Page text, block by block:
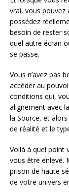
vrai, vous pouvez
possédez
besoin de rester
quel autre écran
se passe.
Vous n’avez pas
accéder au
conditions qui,
alignement avec
la Source, et
de réalité et le
Voilà à quel point
vous être enlevé.
prison de haute
de votre univers